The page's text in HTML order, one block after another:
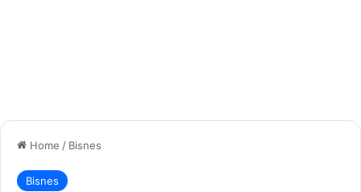
Home / Bisnes
Bisnes